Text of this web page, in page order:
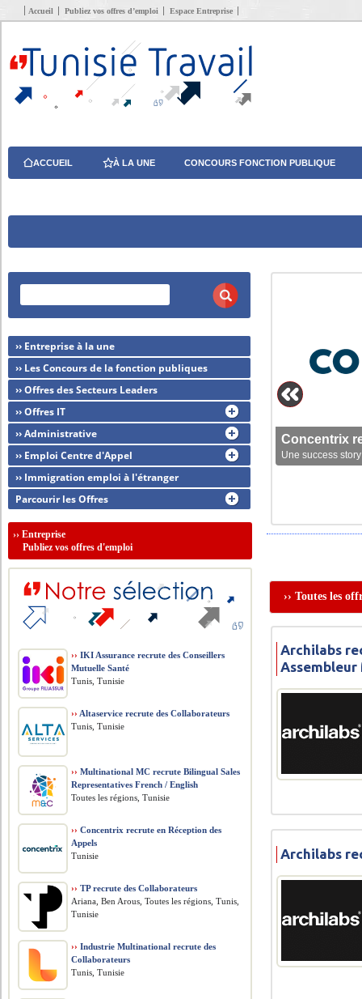
Accueil Publiez vos offres d’emploi Espace Entreprise
ACCUEIL À LA UNE CONCOURS FONCTION PUBLIQUE
Concentrix
Une success
›› Toutes les
Archilabs
Archilabs
›› Entreprise à la une
›› Les Concours de la fonction publiques
›› Offres des Secteurs Leaders
›› Offres IT
›› Administrative
›› Emploi Centre d'Appel
›› Immigration emploi à l'étranger
Parcourir les Offres
››Entreprise
Publiez vos offres d'emploi
›› IKI Assurance recrute des Conseillers
Mutuelle Santé
Tunis, Tunisie
›› Altaservice recrute des Collaborateurs
Tunis, Tunisie
›› Multinational MC recrute Bilingual Sales
Representatives French / English
Toutes les régions, Tunisie
›› Concentrix recrute en Réception des
Appels
Tunisie
›› TP recrute des Collaborateurs
Ariana, Ben Arous, Toutes les régions, Tunis,
Tunisie
›› Industrie Multinational recrute des
Collaborateurs
Tunis, Tunisie